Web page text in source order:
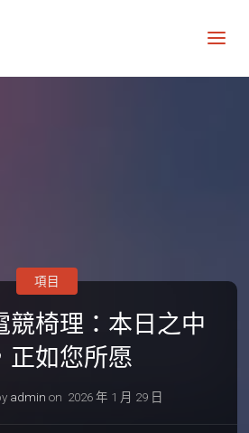
競椅理：本日之中
正如您所愿
admin on 2026 年 1 月 29 日
項目